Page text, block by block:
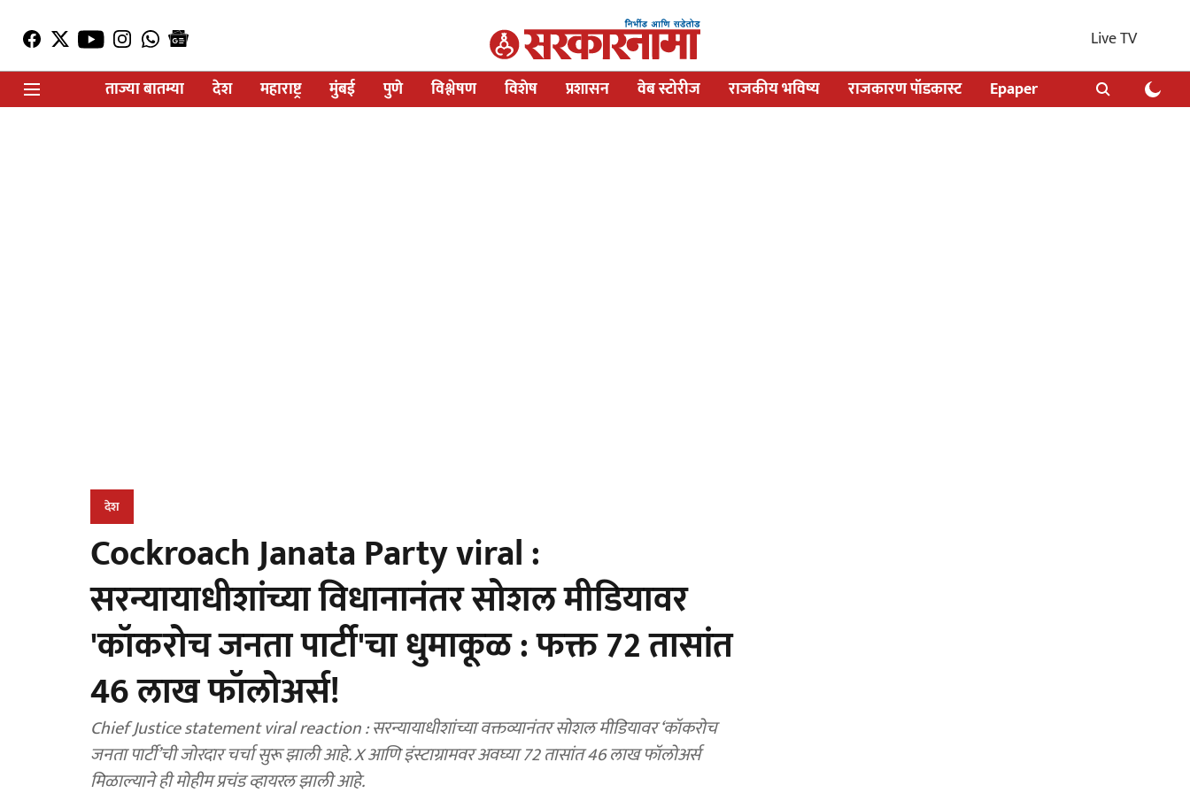
Live TV
ताज्या बातम्या
देश महाराष्ट्र मुंबई पुणे विश्लेषण विशेष प्रशासन वेब स्टोरीज राजकीय भविष्य राजकारण पॉडकास्ट Epaper
देश
Cockroach Janata Party viral :
सरन्यायाधीशांच्या विधानानंतर सोशल मीडियावर
'कॉकरोच जनता पार्टी'चा धुमाकूळ : फक्त 72 तासांत
46 लाख फॉलोअर्स!
Chief Justice statement viral reaction : सरन्यायाधीशांच्या वक्तव्यानंतर सोशल मीडियावर ‘कॉकरोच
जनता पार्टी’ची जोरदार चर्चा सुरू झाली आहे. X आणि इंस्टाग्रामवर अवघ्या 72 तासांत 46 लाख फॉलोअर्स
मिळाल्याने ही मोहीम प्रचंड व्हायरल झाली आहे.